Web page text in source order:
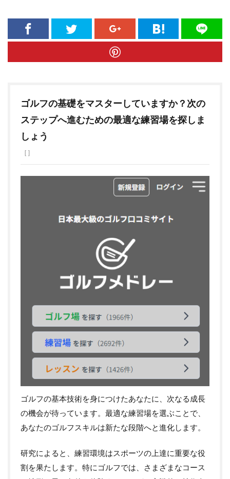
ゴルフの基礎をマスターしていますか？次の
ステップへ進むための最適な練習場を探しま
しょう
ゴルフの基本技術を身につけたあなたに、次なる成長
の機会が待っています。最適な練習場を選ぶことで、
あなたのゴルフスキルは新たな段階へと進化します。
研究によると、練習環境はスポーツの上達に重要な役
割を果たします。特にゴルフでは、さまざまなコース